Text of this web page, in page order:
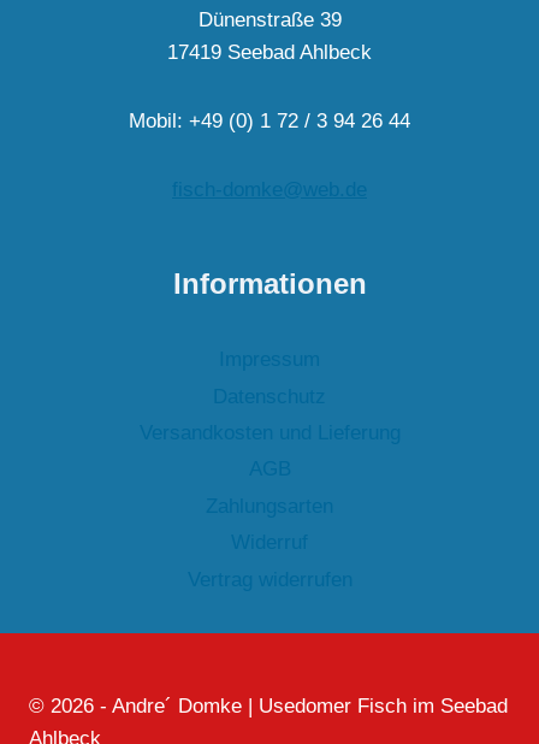
Dünenstraße 39
17419 Seebad Ahlbeck
Mobil: +49 (0) 1 72 / 3 94 26 44
fisch-domke@web.de
Informationen
Impressum
Datenschutz
Versandkosten und Lieferung
AGB
Zahlungsarten
Widerruf
Vertrag widerrufen
© 2026 - Andre´ Domke | Usedomer Fisch im Seebad
Ahlbeck